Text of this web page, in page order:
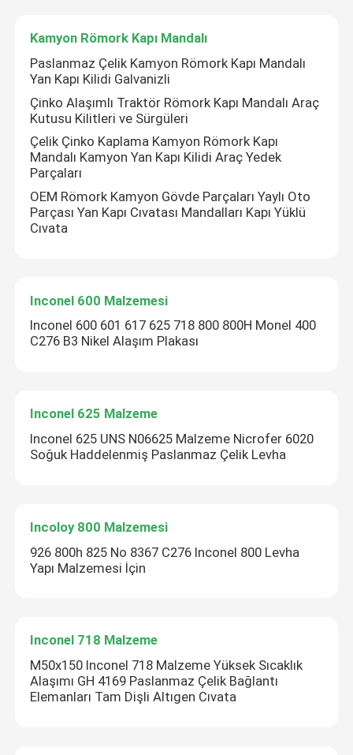
Kamyon Römork Kapı Mandalı
Paslanmaz Çelik Kamyon Römork Kapı Mandalı
Yan Kapı Kilidi Galvanizli
Çinko Alaşımlı Traktör Römork Kapı Mandalı Araç
Kutusu Kilitleri ve Sürgüleri
Çelik Çinko Kaplama Kamyon Römork Kapı
Mandalı Kamyon Yan Kapı Kilidi Araç Yedek
Parçaları
OEM Römork Kamyon Gövde Parçaları Yaylı Oto
Parçası Yan Kapı Cıvatası Mandalları Kapı Yüklü
Cıvata
Inconel 600 Malzemesi
Inconel 600 601 617 625 718 800 800H Monel 400
C276 B3 Nikel Alaşım Plakası
Inconel 625 Malzeme
Inconel 625 UNS N06625 Malzeme Nicrofer 6020
Soğuk Haddelenmiş Paslanmaz Çelik Levha
Incoloy 800 Malzemesi
926 800h 825 No 8367 C276 Inconel 800 Levha
Yapı Malzemesi İçin
Inconel 718 Malzeme
M50x150 Inconel 718 Malzeme Yüksek Sıcaklık
Alaşımı GH 4169 Paslanmaz Çelik Bağlantı
Elemanları Tam Dişli Altıgen Cıvata